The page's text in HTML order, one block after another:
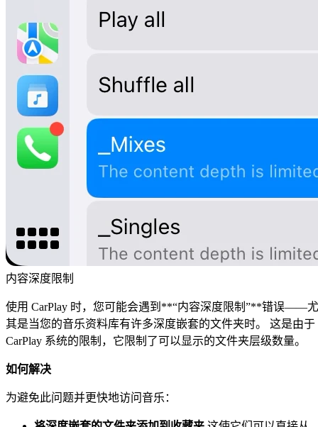
内容深度限制
使用 CarPlay 时，您可能会遇到**“内容深度限制”**错误——尤
其是当您的音乐资料库有许多深度嵌套的文件夹时。 这是由于
CarPlay 系统的限制，它限制了可以显示的文件夹层级数量。
如何解决
为避免此问题并更快地访问音乐：